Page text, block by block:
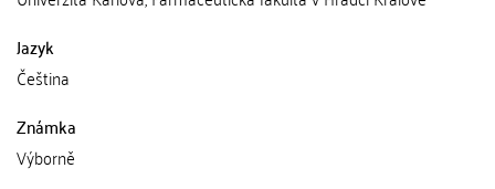
Jazyk
Čeština
Známka
Výborně